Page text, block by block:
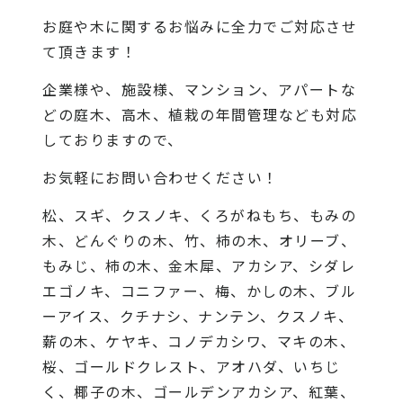
お庭や木に関するお悩みに全力でご対応させ
て頂きます！
企業様や、施設様、マンション、アパートな
どの庭木、高木、植栽の年間管理なども対応
しておりますので、
お気軽にお問い合わせください！
松、スギ、クスノキ、くろがねもち、もみの
木、どんぐりの木、竹、柿の木、オリーブ、
もみじ、柿の木、金木犀、アカシア、シダレ
エゴノキ、コニファー、梅、かしの木、ブル
ーアイス、クチナシ、ナンテン、クスノキ、
薪の木、ケヤキ、コノデカシワ、マキの木、
桜、ゴールドクレスト、アオハダ、いちじ
く、椰子の木、ゴールデンアカシア、紅葉、